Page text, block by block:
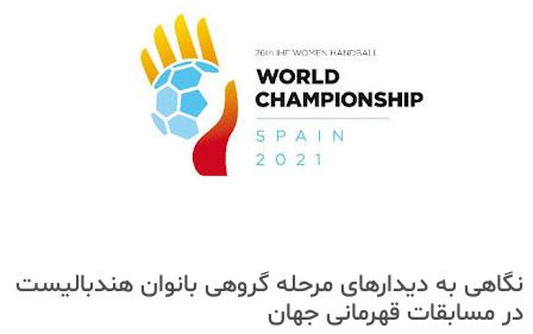
نگاهی به دیدارهای مرحله گروهی بانوان هندبالیست
در مسابقات قهرمانی جهان